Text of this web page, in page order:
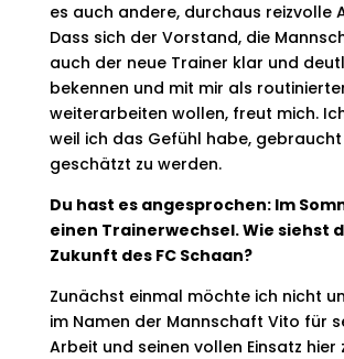
es auch andere, durchaus reizvolle
Dass sich der Vorstand, die
auch der neue Trainer klar und
bekennen und mit mir als
weiterarbeiten wollen, freut mich.
weil ich das Gefühl habe,
geschätzt zu werden.
Du hast es angesprochen: Im
einen Trainerwechsel. Wie siehst
Zukunft des FC Schaan?
Zunächst einmal möchte ich nicht
im Namen der Mannschaft Vito für
Arbeit und seinen vollen Einsatz hier